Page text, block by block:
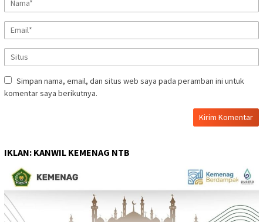
Simpan nama, email, dan situs web saya pada peramban ini untuk
komentar saya berikutnya.
IKLAN: KANWIL KEMENAG NTB